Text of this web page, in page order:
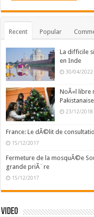
Recent Popular
La difficile
en Inde
30/04/2022
NoÃ«l libre
23/12/2018
France: Le dÃ©lit de
15/12/2017
Fermeture de la mosquÃ©e
grande priÃ¨re
15/12/2017
Video